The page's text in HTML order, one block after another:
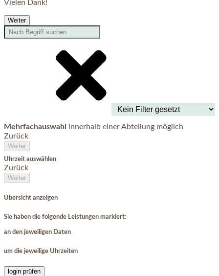
Vielen Dank!
Weiter
Mehrfachauswahl innerhalb einer Abteilung möglich
Zurück
Weiter
Uhrzeit auswählen
Zurück
Weiter
Übersicht anzeigen
Sie haben die folgende Leistungen markiert:
an den jeweiligen Daten
um die jeweilige Uhrzeiten
login prüfen